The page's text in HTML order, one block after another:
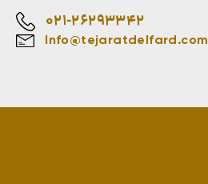
021-26293342
Info@tejaratdelfard.com